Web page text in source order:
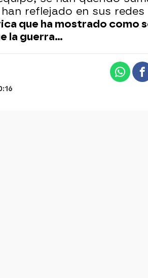
reflejado en sus redes
que ha mostrado como
la guerra...